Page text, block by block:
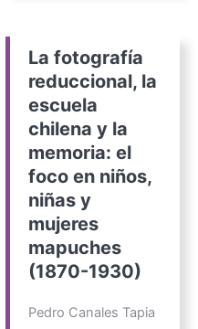
La fotografía
reduccional, la
escuela
chilena y la
memoria: el
foco en niños,
niñas y
mujeres
mapuches
(1870-1930)
Pedro Canales Tapia